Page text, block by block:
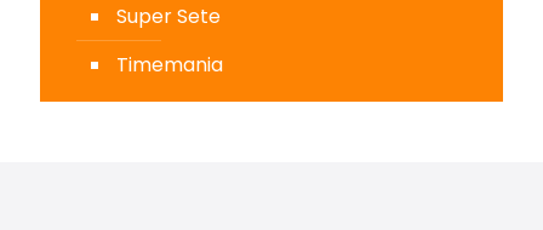
Super Sete
Timemania